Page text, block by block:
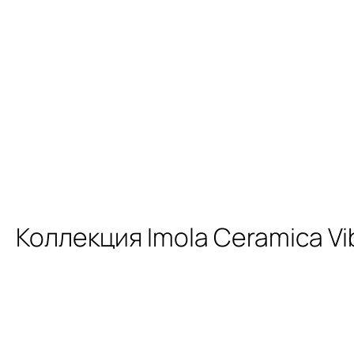
Коллекция Imola Ceramica